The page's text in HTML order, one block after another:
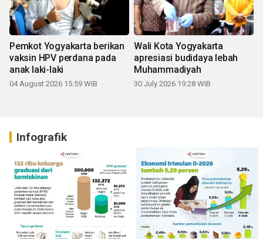
Pemkot Yogyakarta berikan
vaksin HPV perdana pada
anak laki-laki
04 August 2026 15:59 WIB
Wali Kota Yogyakarta
apresiasi budidaya lebah
Muhammadiyah
30 July 2026 19:28 WIB
Infografik